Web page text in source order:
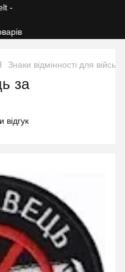
Знаки відмінності для
за
відгук